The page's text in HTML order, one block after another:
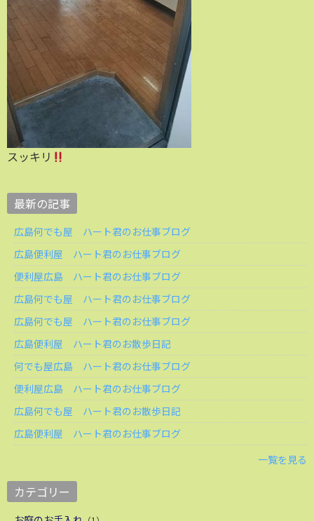
スッキリ
最新の記事
広島何でも屋 ハート君のお仕事ブログ
広島便利屋 ハート君のお仕事ブログ
便利屋広島 ハート君のお仕事ブログ
広島何でも屋 ハート君のお仕事ブログ
広島何でも屋 ハート君のお仕事ブログ
広島便利屋 ハート君のお散歩日記
何でも屋広島 ハート君のお仕事ブログ
便利屋広島 ハート君のお仕事ブログ
広島何でも屋 ハート君のお散歩日記
広島便利屋 ハート君のお仕事ブログ
一覧を見る
カテゴリー